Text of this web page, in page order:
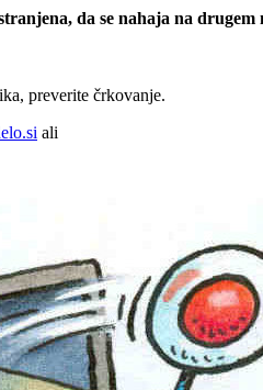
da se nahaja na
preverite črkovanje.
ali